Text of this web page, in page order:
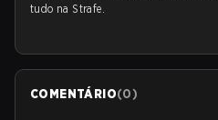
tudo na Strafe.
COMENTÁRIO(0)